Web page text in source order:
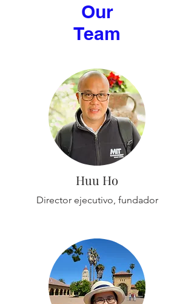
Our
Team
Huu Ho
Director ejecutivo, fundador